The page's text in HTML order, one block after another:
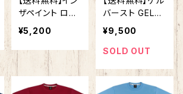
ザペイント ロン
グ スリーブ シャ
ツ ITP25413 練
習着 メンズ レデ
ィース 男女兼用
長袖 Tシャツ バ
スケ ウェア ロン
¥5,200
バースト GELB
URST 27 (STA
NDARD) スタ
ンダードラスト
【ASICSバス
ケットボールシ
¥9,500
SOLD OUT